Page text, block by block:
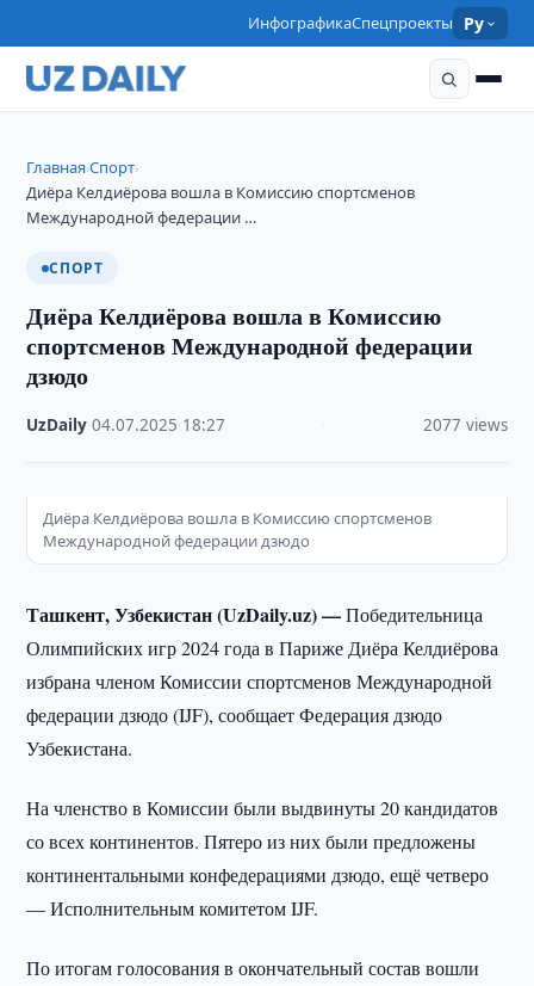
ИнфографикаСпецпроекты Ру
Главная›Спорт›
Диёра Келдиёрова вошла в Комиссию спортсменов
Международной федерации …
СПОРТ
Диёра Келдиёрова вошла в Комиссию
спортсменов Международной федерации
дзюдо
UzDaily ·04.07.2025 18:27 2077 views
Диёра Келдиёрова вошла в Комиссию спортсменов
Международной федерации дзюдо
Ташкент, Узбекистан (UzDaily.uz) —Победительница
Олимпийских игр 2024 года в Париже Диёра Келдиёрова
избрана членом Комиссии спортсменов Международной
федерации дзюдо (IJF), сообщает Федерация дзюдо
Узбекистана.
На членство в Комиссии были выдвинуты 20 кандидатов
со всех континентов. Пятеро из них были предложены
континентальными конфедерациями дзюдо, ещё четверо
— Исполнительным комитетом IJF.
По итогам голосования в окончательный состав вошли